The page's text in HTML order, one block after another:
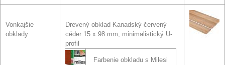
Vonkajšie
obklady
Drevený obklad Kanadský červený
céder 15 x 98 mm, minimalistický U-
profil
Farbenie obkladu s Milesi